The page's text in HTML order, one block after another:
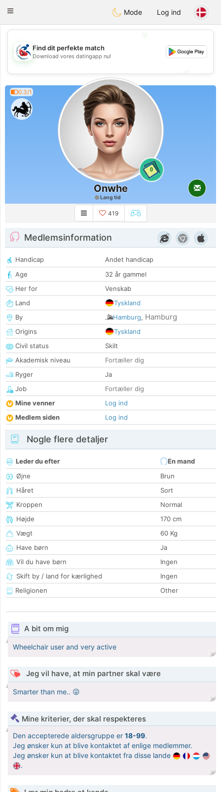
Handi Space
Toggle
Mode Log ind
💖
💕
Find dit perfekte match
Download vores datingapp nu!
0.3/1
0
Onwhe
Lang tid
419
Medlemsinformation
Handicap
Andet handicap
Age
32 år gammel
Her for
Venskab
Land
Tyskland
By
Hamburg, Hamburg
Origins
Tyskland
Civil status
Skilt
Akademisk niveau
Fortæller dig
Ryger
Ja
Job
Fortæller dig
Mine venner
Log ind
Medlem siden
Log ind
Nogle flere detaljer
Leder du efter
En mand
Øjne
Brun
Håret
Sort
Kroppen
Normal
Højde
170 cm
Vægt
60 Kg
Have børn
Ja
Vil du have børn
Ingen
Skift by / land for kærlighed
Ingen
Religionen
Other
A bit om mig
Wheelchair user and very active
Jeg vil have, at min partner skal være
Smarter than me.. 😜
Mine kriterier, der skal respekteres
Den accepterede aldersgruppe er 18-99.
Jeg ønsker kun at blive kontaktet af enlige medlemmer.
Jeg ønsker kun at blive kontaktet fra disse lande
.